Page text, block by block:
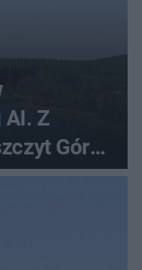
AI. Z
Gór